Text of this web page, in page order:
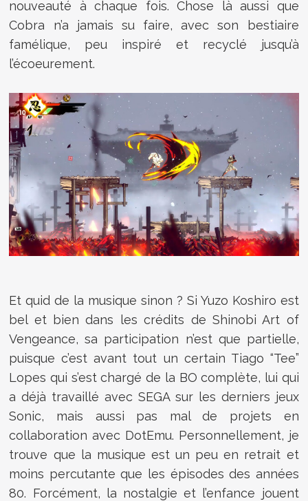
nouveauté à chaque fois. Chose là aussi que
Cobra n’a jamais su faire, avec son bestiaire
famélique, peu inspiré et recyclé jusqu’à
l’écoeurement.
Et quid de la musique sinon ? Si Yuzo Koshiro est
bel et bien dans les crédits de Shinobi Art of
Vengeance, sa participation n’est que partielle,
puisque c’est avant tout un certain Tiago “Tee”
Lopes qui s’est chargé de la BO complète, lui qui
a déjà travaillé avec SEGA sur les derniers jeux
Sonic, mais aussi pas mal de projets en
collaboration avec DotEmu. Personnellement, je
trouve que la musique est un peu en retrait et
moins percutante que les épisodes des années
80. Forcément, la nostalgie et l’enfance jouent